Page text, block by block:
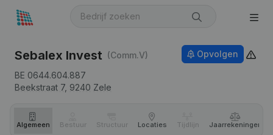
Sebalex Invest (Comm.V)
BE 0644.604.887
Beekstraat 7, 9240 Zele
Opvolgen
Algemeen Bestuur Structuur Locaties Tijdlijn Jaar­rekeningen